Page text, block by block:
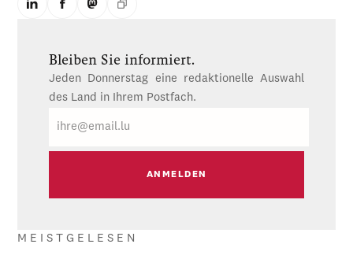
Bleiben Sie informiert.
Jeden Donnerstag eine redaktionelle Auswahl
des Land in Ihrem Postfach.
Mail
MEISTGELESEN